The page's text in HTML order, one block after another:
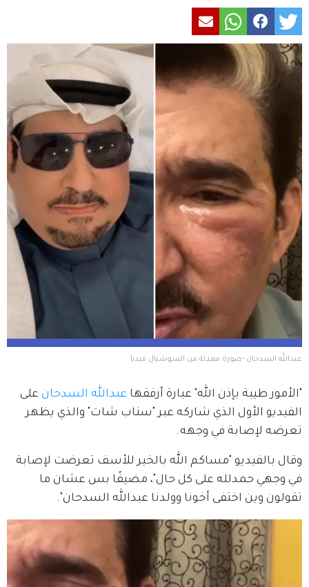
عبدالله السدحان -صورة معدلة من السوشيال ميديا
"الأمور طيبة بإذن الله" عبارة أرفقها عبدالله السدحان على
الفيديو الأول الذي شاركه عبر "سناب شات" والذي يظهر
تعرضه لإصابة في وجهه.
وقال بالفيديو "مساكم الله بالخير للأسف تعرضت لإصابة
في وجهي حمدلله على كل حال"، مضيفًا بس عشان ما
تقولون وين اختفى أخونا وولدنا عبدالله السدحان".